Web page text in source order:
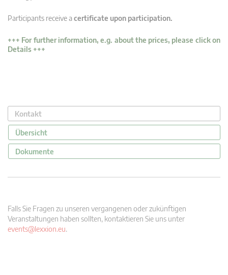
Participants receive acertificate upon participation.
+++ For further information, e.g. about the prices, please click on
Details +++
Kontakt
Übersicht
Dokumente
Falls Sie Fragen zu unseren vergangenen oder zukünftigen
Veranstaltungen haben sollten, kontaktieren Sie uns unter
events@lexxion.eu.